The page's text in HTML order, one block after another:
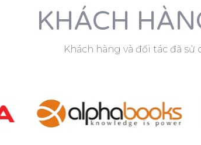
KHÁCH
Khách hàng và đối tác đã